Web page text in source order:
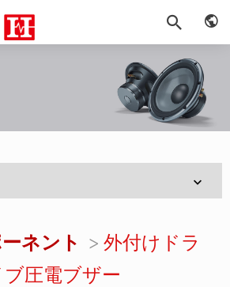
ネント
外付けドラ
ブ圧電ブザー